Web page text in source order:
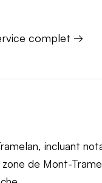
complet →
incluant
de Mont-